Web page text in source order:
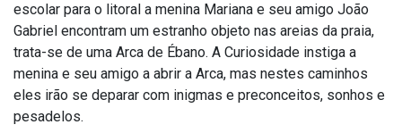
escolar para o litoral a menina Mariana e seu amigo João
Gabriel encontram um estranho objeto nas areias da praia,
trata-se de uma Arca de Ébano. A Curiosidade instiga a
menina e seu amigo a abrir a Arca, mas nestes caminhos
eles irão se deparar com inigmas e preconceitos, sonhos e
pesadelos.